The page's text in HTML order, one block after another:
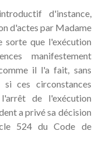
d'instance,
d'actes par Madame
sorte que l'exécution
manifestement
il l'a fait, sans
ces circonstances
de l'exécution
a privé sa décision
524 du Code de